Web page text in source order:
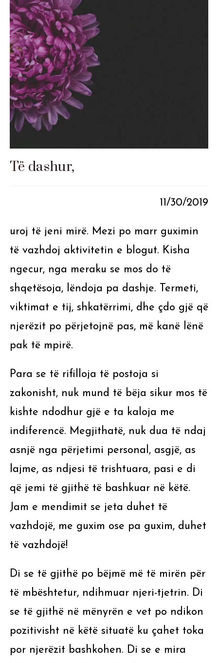
Të dashur,
11/30/2019
uroj të jeni mirë. Mezi po marr guximin
të vazhdoj aktivitetin e blogut. Kisha
ngecur, nga meraku se mos do të
shqetësoja, lëndoja pa dashje. Termeti,
viktimat e tij, shkatërrimi, dhe çdo gjë që
njerëzit po përjetojnë pas, më kanë lënë
pak të mpirë.
Para se të rifilloja të postoja si
zakonisht, nuk mund të bëja sikur mos të
kishte ndodhur gjë e ta kaloja me
indiferencë. Megjithatë, nuk dua të ndaj
asnjë nga përjetimi personal, asgjë, as
lajme, as ndjesi të trishtuara, pasi e di
që jemi të gjithë të bashkuar në këtë.
Jam e mendimit se jeta duhet të
vazhdojë, me guxim ose pa guxim, duhet
të vazhdojë!
Di se të gjithë po bëjmë më të mirën për
të mbështetur, ndihmuar njeri-tjetrin. Di
se të gjithë në mënyrën e vet po ndikon
pozitivisht në këtë situatë ku çahet toka
por njerëzit bashkohen. Di se e mira